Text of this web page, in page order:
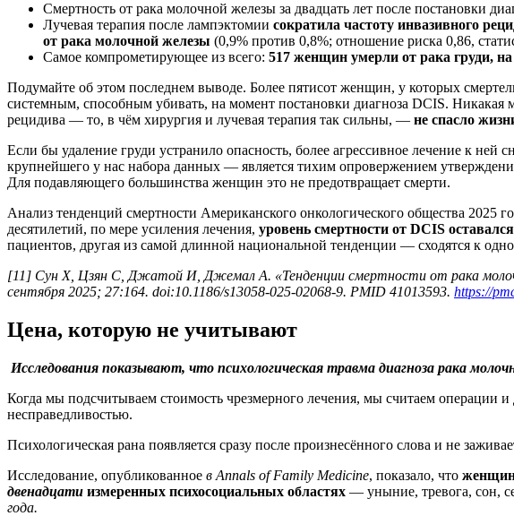
Смертность от рака молочной железы за двадцать лет после постановки
Лучевая терапия после лампэктомии сократила частоту инвазивного
от рака молочной железы (0,9% против 0,8%; отношение риска 0,86,
Самое компрометирующее из всего: 517 женщин умерли от рака груди,
Подумайте об этом последнем выводе. Более пятисот женщин, у которых
системным, способным убивать, на момент постановки диагноза DCIS. Никакая
рецидива — то, в чём хирургия и лучевая терапия так сильны, — не спасло
Если бы удаление груди устранило опасность, более агрессивное лечение к
крупнейшего у нас набора данных — является тихим опровержением
Для подавляющего большинства женщин это не предотвращает смерти.
Анализ тенденций смертности Американского онкологического общества 2025
десятилетий, по мере усиления лечения, уровень смертности от DCIS
пациентов, другая из самой длинной национальной тенденции — сходятся к
[11] Сун Х, Цзян С, Джатой И, Джемал А. «Тенденции смертности от рака
сентября 2025; 27:164. doi:10.1186/s13058-025-02068-9. PMID 41013593. https://
Цена, которую не учитывают
Исследования показывают, что психологическая травма диагноза рака
Когда мы подсчитываем стоимость чрезмерного лечения, мы считаем
несправедливостью.
Психологическая рана появляется сразу после произнесённого слова и не
Исследование, опубликованное в Annals of Family Medicine, показало, что
двенадцати измеренных психосоциальных областях — уныние, тревога, сон,
года.